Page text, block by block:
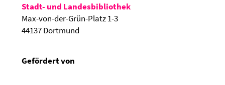
Stadt- und Landesbibliothek
Max-von-der-Grün-Platz 1-3
44137 Dortmund
Gefördert von